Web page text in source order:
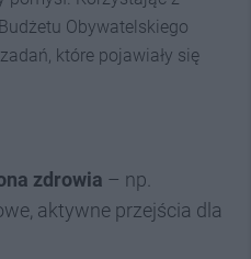
Obywatelskiego
które pojawiały się
zdrowia – np.
aktywne przejścia dla